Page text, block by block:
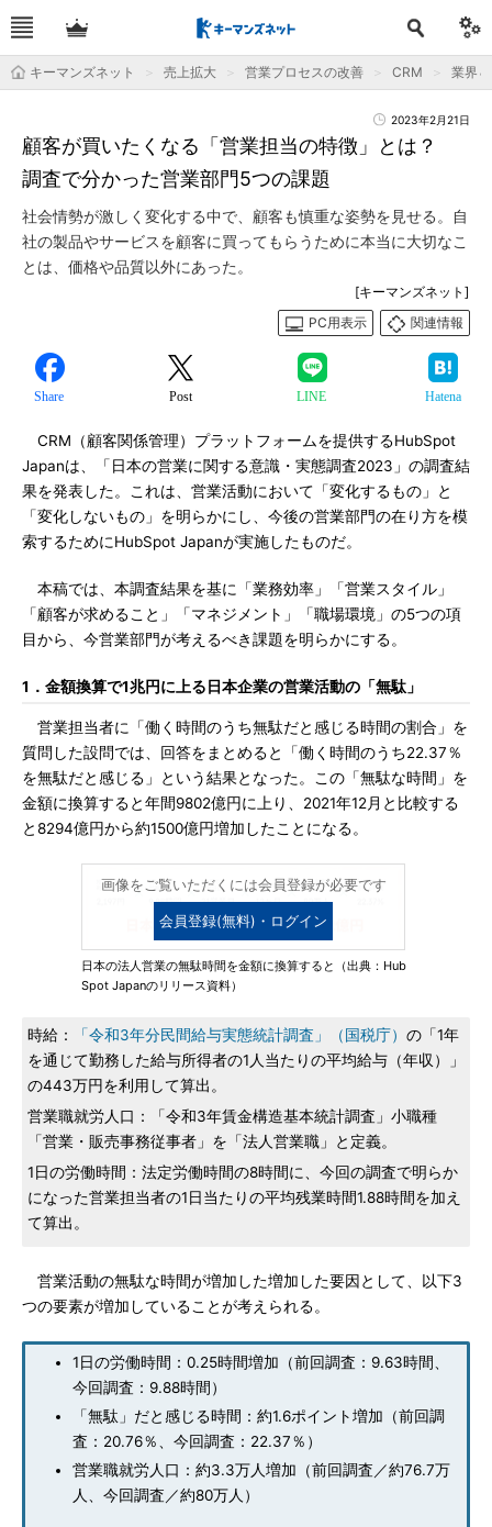
キーマンズネット 売上拡大 営業プロセスの改善 CRM 業界
2023年2月21日
顧客が買いたくなる「営業担当の特徴」とは？
調査で分かった営業部門5つの課題
社会情勢が激しく変化する中で、顧客も慎重な姿勢を見せる。自
社の製品やサービスを顧客に買ってもらうために本当に大切なこ
とは、価格や品質以外にあった。
[キーマンズネット]
PC用表示
関連情報
Share Post LINE Hatena
CRM（顧客関係管理）プラットフォームを提供するHubSpot
Japanは、「日本の営業に関する意識・実態調査2023」の調査結
果を発表した。これは、営業活動において「変化するもの」と
「変化しないもの」を明らかにし、今後の営業部門の在り方を模
索するためにHubSpot Japanが実施したものだ。
本稿では、本調査結果を基に「業務効率」「営業スタイル」
「顧客が求めること」「マネジメント」「職場環境」の5つの項
目から、今営業部門が考えるべき課題を明らかにする。
1．金額換算で1兆円に上る日本企業の営業活動の「無駄」
営業担当者に「働く時間のうち無駄だと感じる時間の割合」を
質問した設問では、回答をまとめると「働く時間のうち22.37％
を無駄だと感じる」という結果となった。この「無駄な時間」を
金額に換算すると年間9802億円に上り、2021年12月と比較する
と8294億円から約1500億円増加したことになる。
画像をご覧いただくには会員登録が必要です
会員登録(無料)・ログイン
日本の法人営業の無駄時間を金額に換算すると（出典：Hub
Spot Japanのリリース資料）
時給： 「令和3年分民間給与実態統計調査」（国税庁） の「1年
を通じて勤務した給与所得者の1人当たりの平均給与（年収）」
の443万円を利用して算出。
営業職就労人口：「令和3年賃金構造基本統計調査」小職種
「営業・販売事務従事者」を「法人営業職」と定義。
1日の労働時間：法定労働時間の8時間に、今回の調査で明らか
になった営業担当者の1日当たりの平均残業時間1.88時間を加え
て算出。
営業活動の無駄な時間が増加した増加した要因として、以下3
つの要素が増加していることが考えられる。
1日の労働時間：0.25時間増加（前回調査：9.63時間、
今回調査：9.88時間）
「無駄」だと感じる時間：約1.6ポイント増加（前回調
査：20.76％、今回調査：22.37％）
営業職就労人口：約3.3万人増加（前回調査／約76.7万
人、今回調査／約80万人）